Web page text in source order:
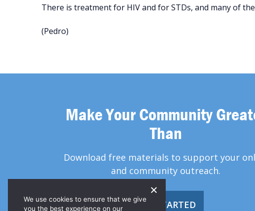
There is treatment for HIV and for STDs, and many of
(Pedro)
Make Your Community
Than
Download free materials to support your
and community outreach.
GET STARTED
We use cookies to ensure that we give
you the best experience on our